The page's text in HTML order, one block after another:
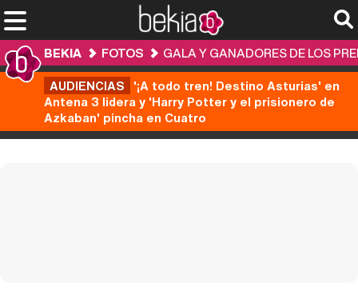
BEKIA FOTOS
GALA Y GANADORES DE LOS
AUDIENCIAS '¡A todo tren! Destino Asturias' en
Antena 3 lidera y 'Harry Potter y el prisionero de
Azkaban' pincha en Cuatro